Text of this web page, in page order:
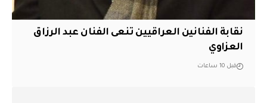
نقابة الفنانين العراقيين تنعى الفنان عبد الرزاق
العزاوي
قبل 10 ساعات